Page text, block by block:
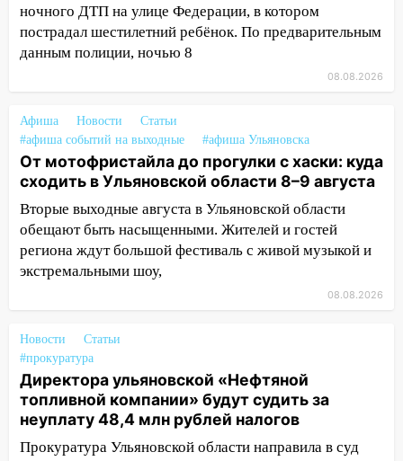
13:22 Упавшие деревья перекрыли
дороги в Ульяновске: фото
сохранятся 9 августа
13:15 Трижды «брал в долг» без спроса:
житель Вешкаймского района похитил у
знакомого 191 тысячу рублей
13:14 Ураган оторвал светофор на
проспекте Филатова в Ульяновске
13:12 Дерево пробило крышу дома на
Новгородской в Ульяновске и рухнуло
13:10
В Заволжском районе дерево
упало во дворе
13:08 Ураган ударил по Ульяновску:
сорванные крыши, поваленные деревья,
затопленные улицы и остановившиеся
трамваи
ночного ДТП на улице Федерации, в котором
пострадал шестилетний ребёнок. По предварительным
данным полиции, ночью 8
08.08.2026
Афиша Новости
Статьи
#афиша событий на выходные
#афиша Ульяновска
От мотофристайла до прогулки с хаски: куда
сходить в Ульяновской области 8–9 августа
Вторые выходные августа в Ульяновской области
обещают быть насыщенными. Жителей и гостей
региона ждут большой фестиваль с живой музыкой и
экстремальными шоу,
08.08.2026
Новости
Статьи
#прокуратура
Директора ульяновской «Нефтяной
топливной компании» будут судить за
неуплату 48,4 млн рублей налогов
Прокуратура Ульяновской области направила в суд